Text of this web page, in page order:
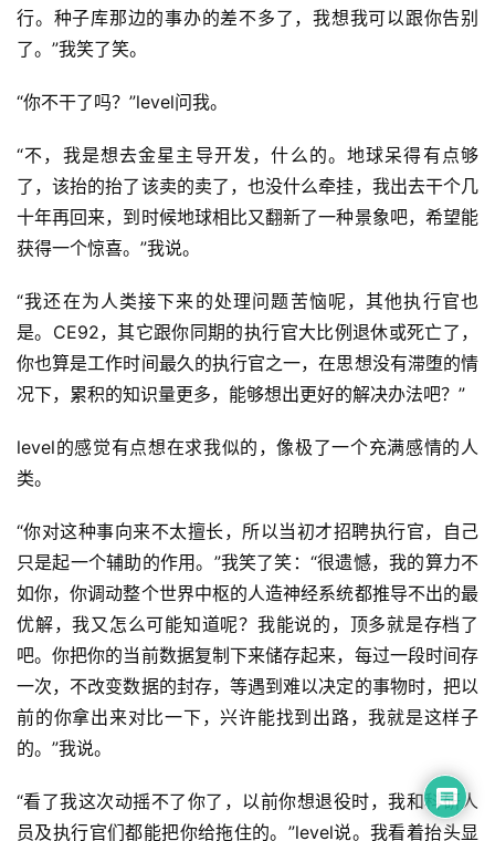
行。种子库那边的事办的差不多了，我想我可以跟你告别
了。”我笑了笑。
“你不干了吗？”level问我。
“不，我是想去金星主导开发，什么的。地球呆得有点够
了，该抬的抬了该卖的卖了，也没什么牵挂，我出去干个几
十年再回来，到时候地球相比又翻新了一种景象吧，希望能
获得一个惊喜。”我说。
“我还在为人类接下来的处理问题苦恼呢，其他执行官也
是。CE92，其它跟你同期的执行官大比例退休或死亡了，
你也算是工作时间最久的执行官之一，在思想没有滞堕的情
况下，累积的知识量更多，能够想出更好的解决办法吧？”
level的感觉有点想在求我似的，像极了一个充满感情的人
类。
“你对这种事向来不太擅长，所以当初才招聘执行官，自己
只是起一个辅助的作用。”我笑了笑：“很遗憾，我的算力不
如你，你调动整个世界中枢的人造神经系统都推导不出的最
优解，我又怎么可能知道呢？我能说的，顶多就是存档了
吧。你把你的当前数据复制下来储存起来，每过一段时间存
一次，不改变数据的封存，等遇到难以决定的事物时，把以
前的你拿出来对比一下，兴许能找到出路，我就是这样子
的。”我说。
“看了我这次动摇不了你了，以前你想退役时，我和科研人
员及执行官们都能把你给拖住的。”level说。我看着抬头显